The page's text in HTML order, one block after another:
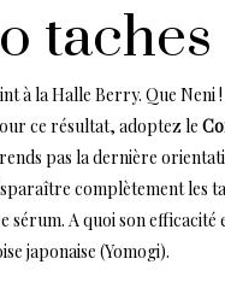
taches
à la Halle Berry. Que
ce résultat, adoptez le
pas la dernière
complètement les
A quoi son efficacité
japonaise (Yomogi).